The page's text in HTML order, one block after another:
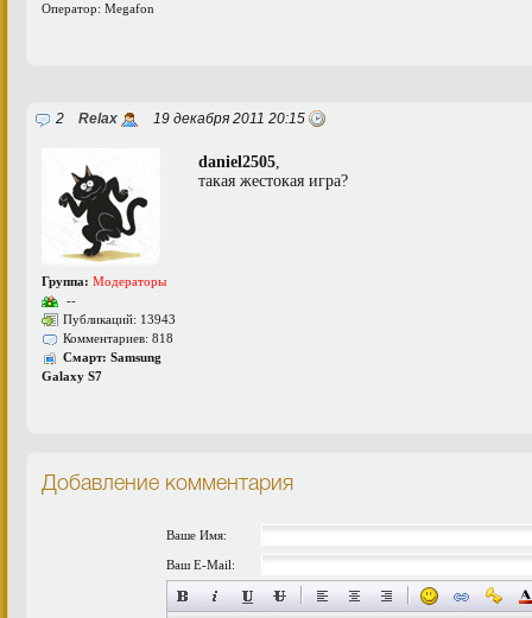
Оператор: Megafon
2 Relax 19 декабря 2011 20:15
Группа: Модераторы
--
Публикаций: 13943
Комментариев: 818
Смарт: Samsung
Galaxy S7
daniel2505,
такая жестокая игра?
Добавление комментария
Ваше Имя:
Ваш E-Mail: